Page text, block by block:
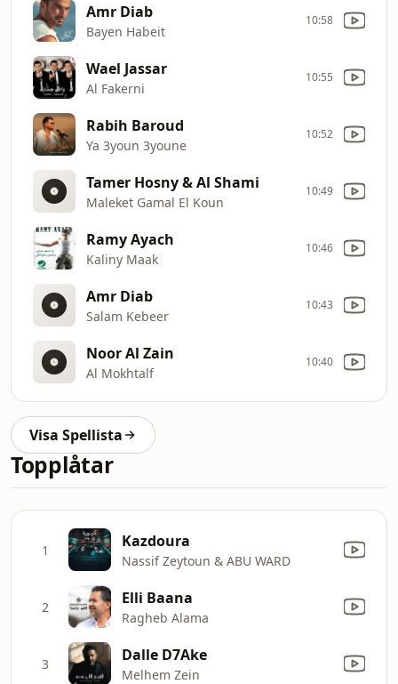
Amr Diab
Bayen Habeit
10:58
Wael Jassar
Al Fakerni
10:55
Rabih Baroud
Ya 3youn 3youne
10:52
Tamer Hosny & Al Shami
Maleket Gamal El Koun
10:49
Ramy Ayach
Kaliny Maak
10:46
Amr Diab
Salam Kebeer
10:43
Noor Al Zain
Al Mokhtalf
10:40
Visa Spellista
Topplåtar
1 Kazdoura
Nassif Zeytoun & ABU WARD
2 Elli Baana
Ragheb Alama
3 Dalle D7Ake
Melhem Zein